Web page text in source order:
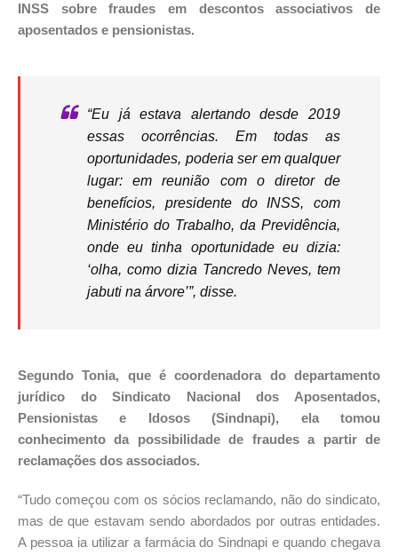
INSS sobre fraudes em descontos associativos de
aposentados e pensionistas.
“Eu já estava alertando desde 2019
essas ocorrências. Em todas as
oportunidades, poderia ser em qualquer
lugar: em reunião com o diretor de
benefícios, presidente do INSS, com
Ministério do Trabalho, da Previdência,
onde eu tinha oportunidade eu dizia:
‘olha, como dizia Tancredo Neves, tem
jabuti na árvore’”, disse.
Segundo Tonia, que é coordenadora do departamento
jurídico do Sindicato Nacional dos Aposentados,
Pensionistas e Idosos (Sindnapi), ela tomou
conhecimento da possibilidade de fraudes a partir de
reclamações dos associados.
“Tudo começou com os sócios reclamando, não do sindicato,
mas de que estavam sendo abordados por outras entidades.
A pessoa ia utilizar a farmácia do Sindnapi e quando chegava